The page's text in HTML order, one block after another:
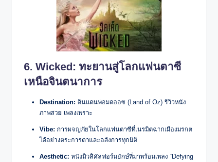
6. Wicked: ทะยานสู่โลกแฟนตาซี
เหนือจินตนาการ
Destination: ดินแดนพ่อมดออซ (Land of Oz) รีวิวหนัง
ภาพสวย เพลงเพราะ
Vibe: การผจญภัยในโลกแฟนตาซีที่เนรมิตฉากเมืองมรกต
ได้อย่างตระการตาและอลังการทุกมิติ
Aesthetic: หนังมิวสิคัลฟอร์มยักษ์ที่มาพร้อมเพลง “Defying